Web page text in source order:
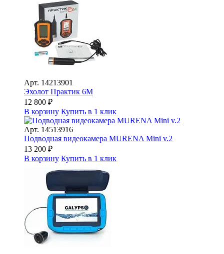
Арт. 14213901
Эхолот Практик 6М
12 800 ₽
В корзину Купить в 1 клик
Арт. 14513916
Подводная видеокамера MURENA Mini v.2
13 200 ₽
В корзину Купить в 1 клик